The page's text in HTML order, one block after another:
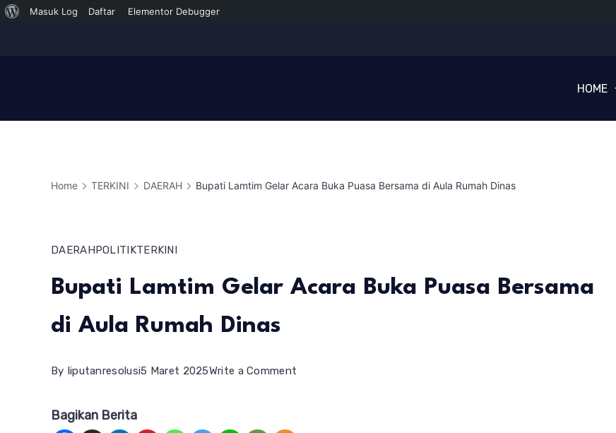
Tentang
Masuk Log Daftar Elementor Debugger
HOME
Home TERKINI DAERAH Bupati Lamtim Gelar Acara Buka Puasa Bersama di Aula Rumah Dinas
DAERAHPOLITIKTERKINI
Bupati Lamtim Gelar Acara Buka Puasa Bersama
di Aula Rumah Dinas
By liputanresolusi5 Maret 2025Write a Comment
Bagikan Berita